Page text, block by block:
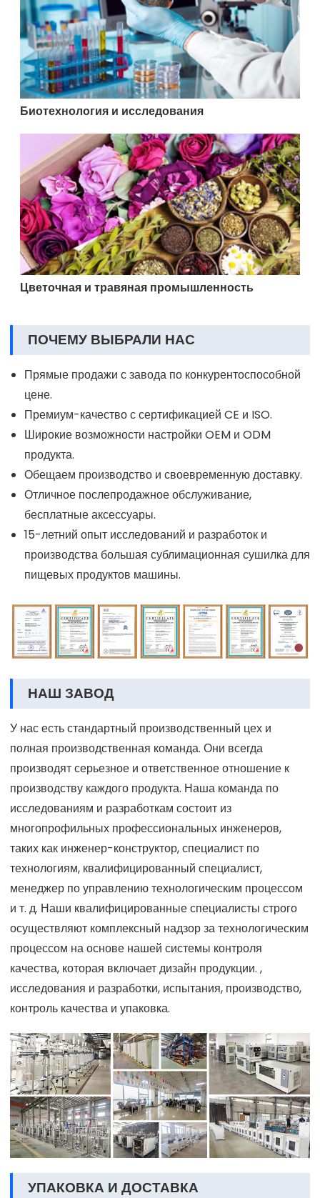
Биотехнология и исследования
Цветочная и травяная промышленность
ПОЧЕМУ ВЫБРАЛИ НАС
Прямые продажи с завода по конкурентоспособной
цене.
Премиум-качество с сертификацией CE и ISO.
Широкие возможности настройки OEM и ODM
продукта.
Обещаем производство и своевременную доставку.
Отличное послепродажное обслуживание,
бесплатные аксессуары.
15-летний опыт исследований и разработок и
производства большая сублимационная сушилка для
пищевых продуктов машины.
НАШ ЗАВОД
У нас есть стандартный производственный цех и
полная производственная команда. Они всегда
производят серьезное и ответственное отношение к
производству каждого продукта. Наша команда по
исследованиям и разработкам состоит из
многопрофильных профессиональных инженеров,
таких как инженер-конструктор, специалист по
технологиям, квалифицированный специалист,
менеджер по управлению технологическим процессом
и т. д. Наши квалифицированные специалисты строго
осуществляют комплексный надзор за технологическим
процессом на основе нашей системы контроля
качества, которая включает дизайн продукции. ,
исследования и разработки, испытания, производство,
контроль качества и упаковка.
УПАКОВКА И ДОСТАВКА